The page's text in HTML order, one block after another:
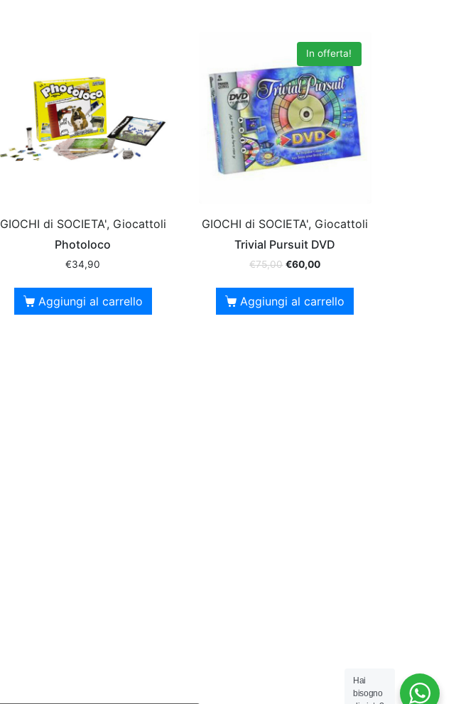
GIOCHI di SOCIETA', Giocattoli
Photoloco
€34,90
Aggiungi al carrello
In offerta!
GIOCHI di SOCIETA', Giocattoli
Trivial Pursuit DVD
€75,00 €60,00
Aggiungi al carrello
Hai
bisogno